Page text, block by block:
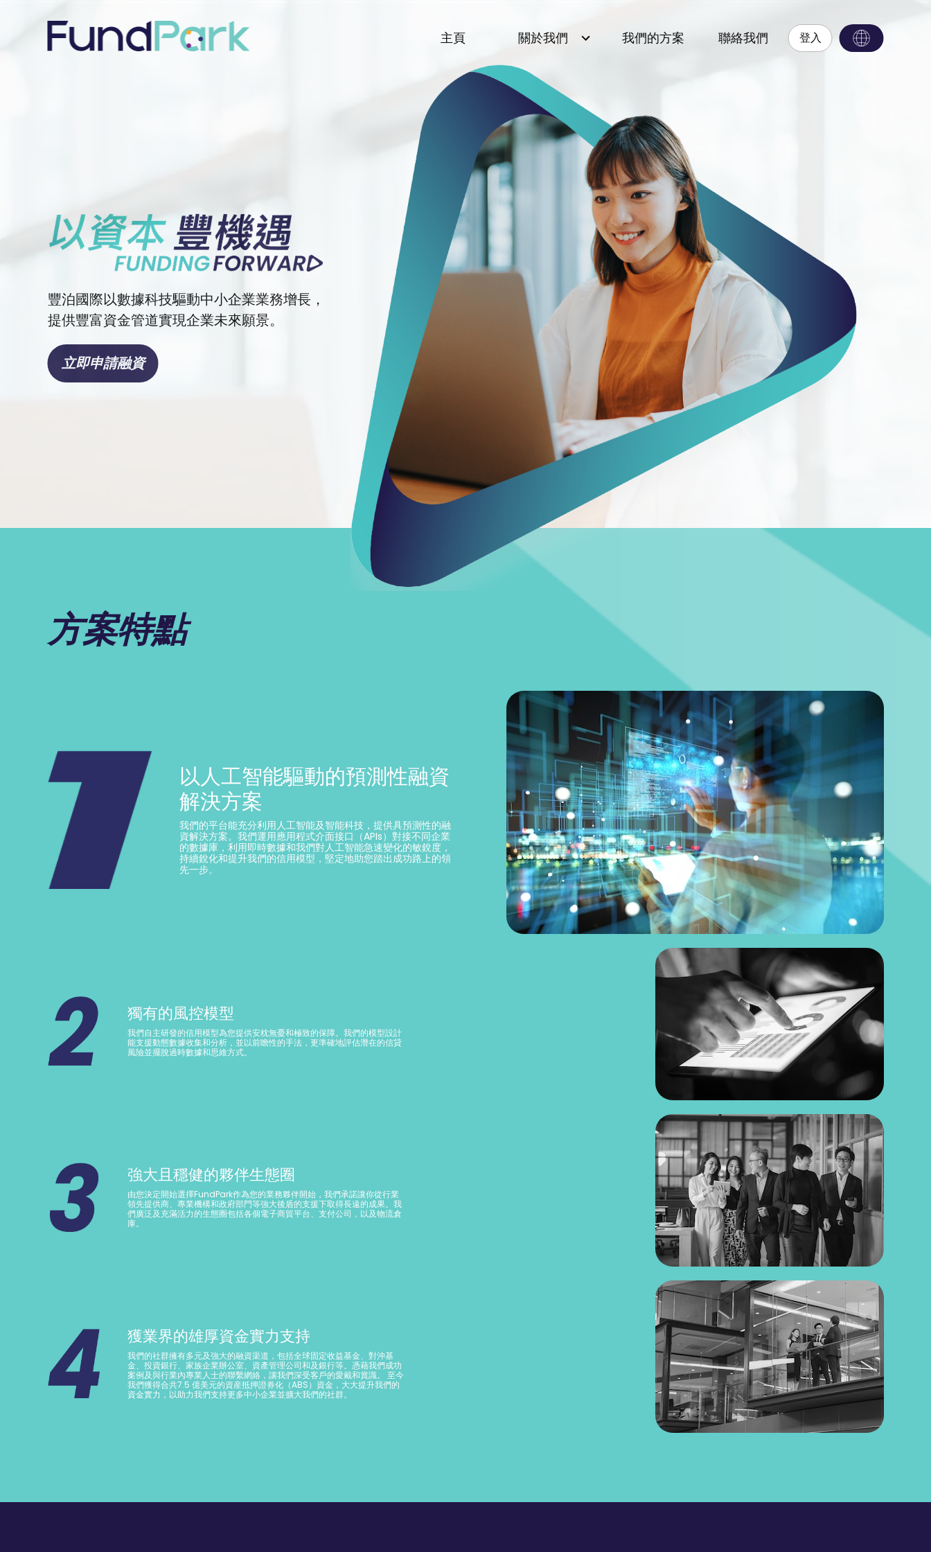
主頁 關於我們 我們的方案 聯絡我們 登入
豐泊國際以數據科技驅動中小企業業務增長，
提供豐富資金管道實現企業未來願景。
立即申請融資
方案特點
以人工智能驅動的預測性融資
解決方案
我們的平台能充分利用人工智能及智能科技，提供具預測性的融
資解決方案。我們運用應用程式介面接口（APIs）對接不同企業
的數據庫，利用即時數據和我們對人工智能急速變化的敏銳度，
持續銳化和提升我們的信用模型，堅定地助您踏出成功路上的領
先一步。
獨有的風控模型
我們自主研發的信用模型為您提供安枕無憂和極致的保障。我們的模型設計
能支援動態數據收集和分析，並以前瞻性的手法，更準確地評估潛在的信貸
風險並擺脫過時數據和思維方式。
強大且穩健的夥伴生態圈
由您決定開始選擇FundPark作為您的業務夥伴開始，我們承諾讓你從行業
領先提供商、專業機構和政府部門等強大後盾的支援下取得長遠的成果。我
們廣泛及充滿活力的生態圈包括各個電子商貿平台、支付公司，以及物流倉
庫。
獲業界的雄厚資金實力支持
我們的社群擁有多元及強大的融資渠道，包括全球固定收益基金、對沖基
金、投資銀行、家族企業辦公室、資產管理公司和及銀行等。憑藉我們成功
案例及與行業內專業人士的聯繫網絡，讓我們深受客戶的愛戴和賞識。 至今
我們獲得合共7.5 億美元的資産抵押證券化（ABS）資金，大大提升我們的
資金實力，以助力我們支持更多中小企業並擴大我們的社群。